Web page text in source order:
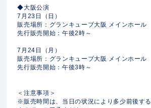
◆大阪公演
7月23日（日）
販売場所：グランキューブ大阪 メインホー
先行販売開始：午後2時～
7月24日（月）
販売場所：グランキューブ大阪 メインホー
先行販売開始：午後3時～
＜注意事項＞
※販売時間は、当日の状況により多少前後す